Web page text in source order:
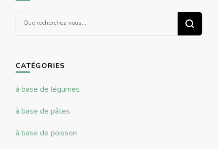
Vous
CATÉGORIES
à base de légumes
à base de pâtes
à base de poisson